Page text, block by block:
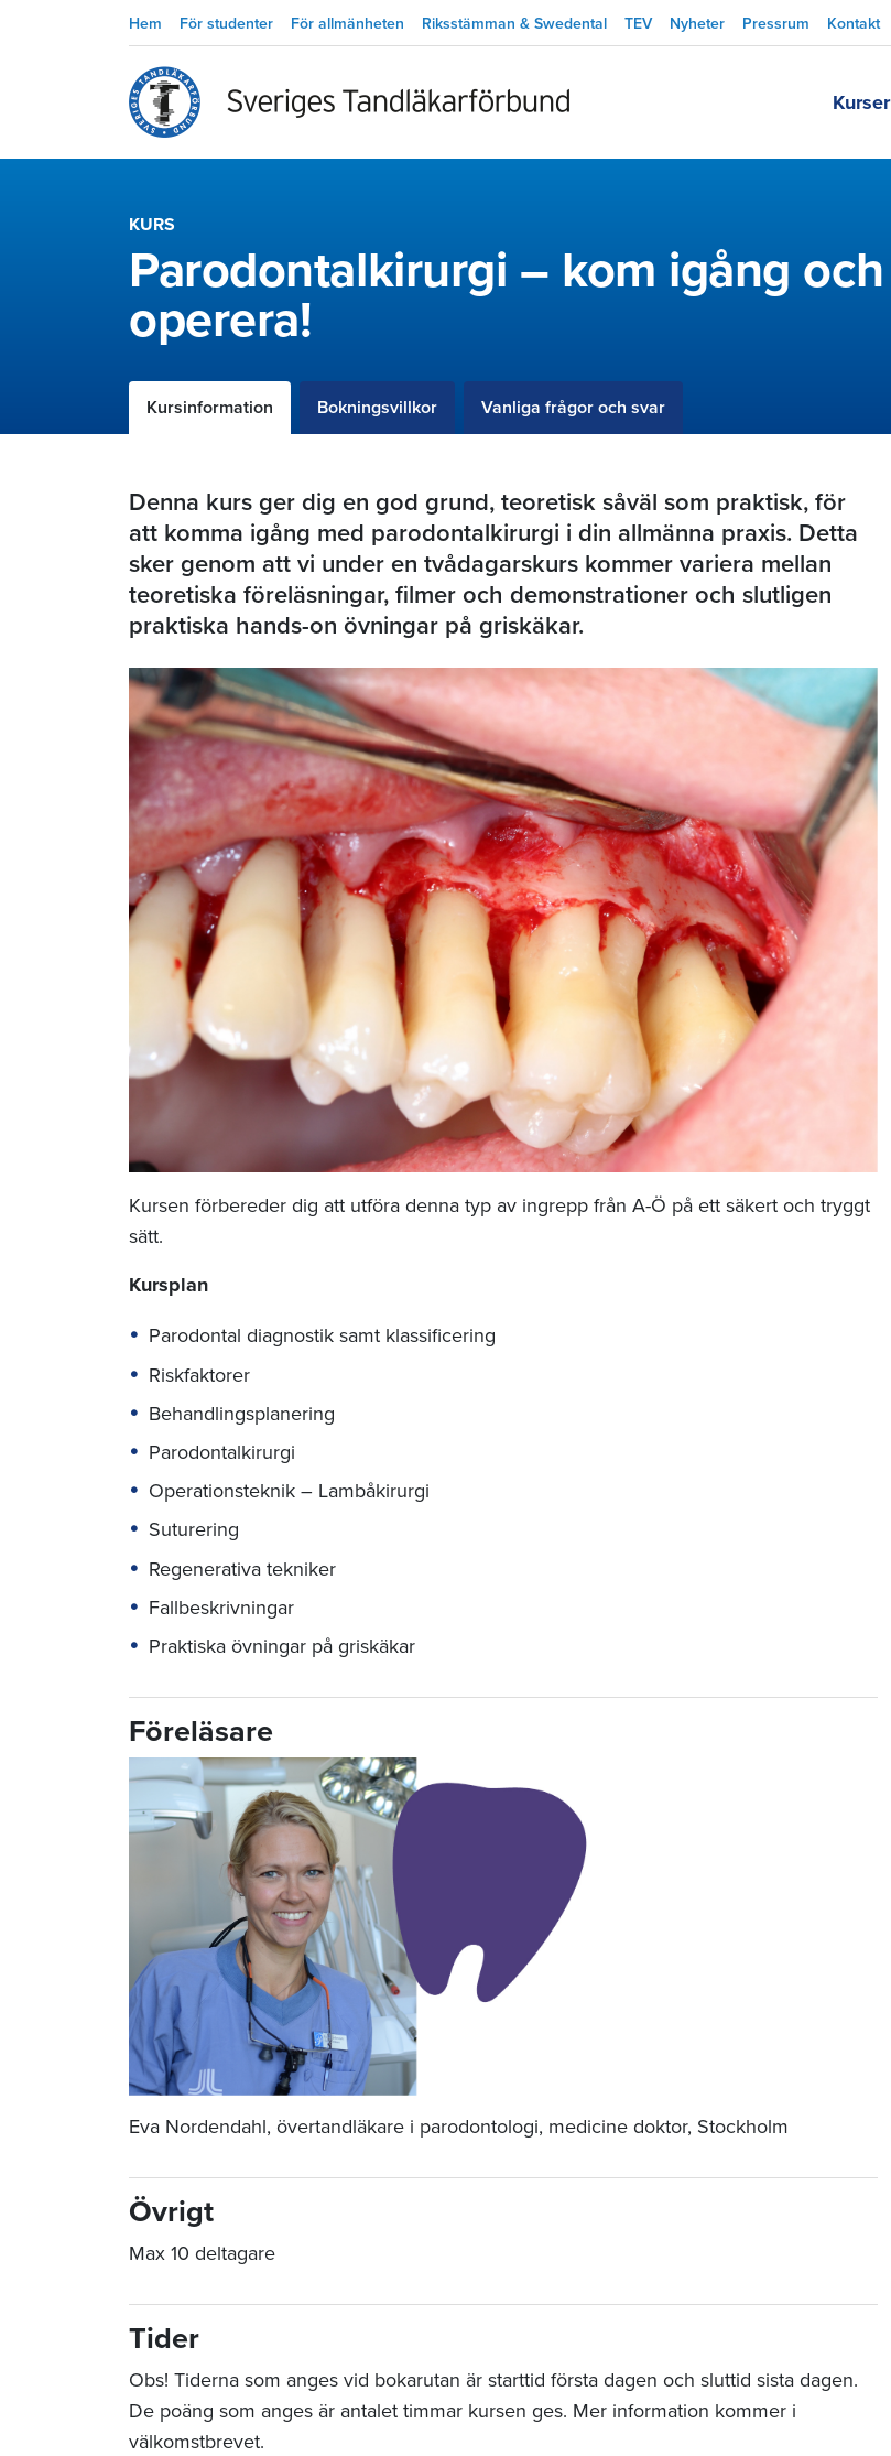
Hem För studenter För allmänheten Riksstämman & Swedental TEV Nyheter Pressrum Kontakt
Kurser
KURS
Parodontalkirurgi – kom igång och
operera!
Kursinformation Bokningsvillkor Vanliga frågor och svar
Denna kurs ger dig en god grund, teoretisk såväl som praktisk, för
att komma igång med parodontalkirurgi i din allmänna praxis. Detta
sker genom att vi under en tvådagarskurs kommer variera mellan
teoretiska föreläsningar, filmer och demonstrationer och slutligen
praktiska hands-on övningar på griskäkar.
Kursen förbereder dig att utföra denna typ av ingrepp från A-Ö på ett säkert och tryggt
sätt.
Kursplan
Parodontal diagnostik samt klassificering
Riskfaktorer
Behandlingsplanering
Parodontalkirurgi
Operationsteknik – Lambåkirurgi
Suturering
Regenerativa tekniker
Fallbeskrivningar
Praktiska övningar på griskäkar
Föreläsare
Eva Nordendahl, övertandläkare i parodontologi, medicine doktor, Stockholm
Övrigt
Max 10 deltagare
Tider
Obs! Tiderna som anges vid bokarutan är starttid första dagen och sluttid sista dagen.
De poäng som anges är antalet timmar kursen ges. Mer information kommer i
välkomstbrevet.